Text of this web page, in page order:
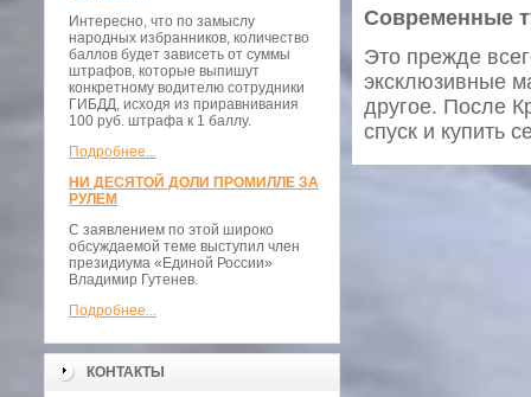
Интересно, что по замыслу
народных избранников, количество
баллов будет зависеть от суммы
штрафов, которые выпишут
конкретному водителю сотрудники
ГИБДД, исходя из приравнивания
100 руб. штрафа к 1 баллу.
Подробнее...
НИ ДЕСЯТОЙ ДОЛИ ПРОМИЛЛЕ ЗА
РУЛЕМ
С заявлением по этой широко
обсуждаемой теме выступил член
президиума «Единой России»
Владимир Гутенев.
Подробнее...
КОНТАКТЫ
Современные
Это прежде
эксклюзивные
другое. После
спуск и купить